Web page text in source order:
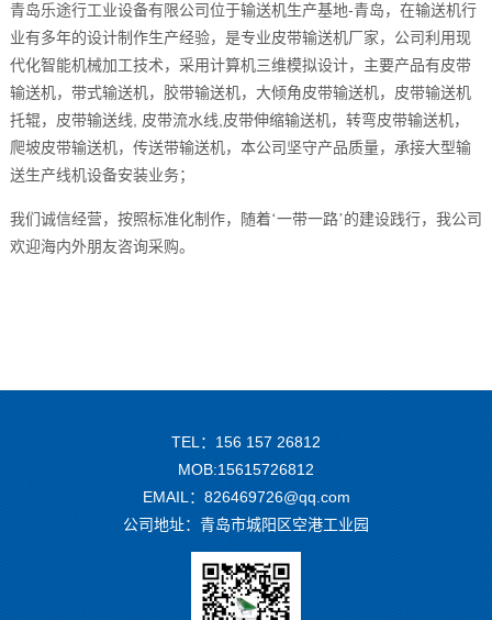
青岛乐途行工业设备有限公司 位于输送机生产基地-青岛，在输送机行
业有多年的设计制作生产经验，是专业皮带输送机厂家，公司利用现
代化智能机械加工技术，采用计算机三维模拟设计，主要产品有皮带
输送机，带式输送机，胶带输送机，大倾角皮带输送机，皮带输送机
托辊，皮带输送线, 皮带流水线,皮带伸缩输送机，转弯皮带输送机，
爬坡皮带输送机，传送带输送机，本公司坚守产品质量，承接大型输
送生产线机设备安装业务；
我们诚信经营，按照标准化制作，随着‘一带一路’的建设践行，我公司
欢迎海内外朋友咨询采购。
TEL：156 157 26812
MOB:15615726812
EMAIL：826469726@qq.com
公司地址：青岛市城阳区空港工业园